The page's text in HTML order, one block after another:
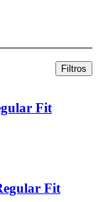
Filtros
Fit
Fit